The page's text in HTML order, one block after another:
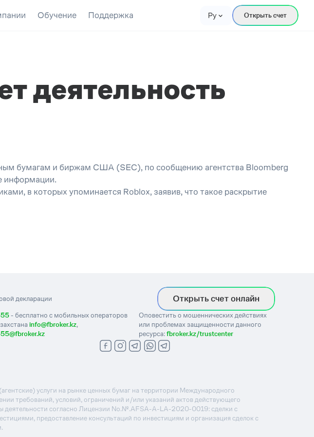
Обучение Поддержка Ру Открыть счет
деятельность
бумагам и биржам США (SEC), по сообщению агентства Bloomberg
информации.
в которых упоминается Roblox, заявив, что такое раскрытие
декларации Открыть счет онлайн
- бесплатно с мобильных операторов
info@fbroker.kz,
Оповестить о мошеннических действиях
или проблемах защищенности данного
ресурса:fbroker.kz/trustcenter
услуги на рынке ценных бумаг на территории Международного
требований, условий, ограничений и/или указаний актов действующего
деятельности согласно Лицензии No.№.AFSA-A-LA-2020-0019: сделки с
предоставление консультаций по инвестициям и организация сделок с